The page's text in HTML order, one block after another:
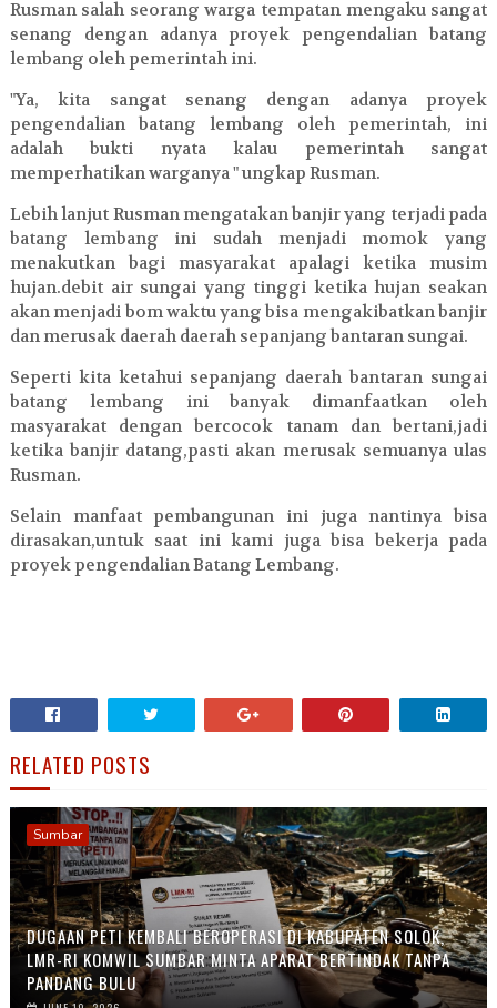
Rusman salah seorang warga tempatan mengaku sangat
senang dengan adanya proyek pengendalian batang
lembang oleh pemerintah ini.
"Ya, kita sangat senang dengan adanya proyek
pengendalian batang lembang oleh pemerintah, ini
adalah bukti nyata kalau pemerintah sangat
memperhatikan warganya " ungkap Rusman.
Lebih lanjut Rusman mengatakan banjir yang terjadi pada
batang lembang ini sudah menjadi momok yang
menakutkan bagi masyarakat apalagi ketika musim
hujan.debit air sungai yang tinggi ketika hujan seakan
akan menjadi bom waktu yang bisa mengakibatkan banjir
dan merusak daerah daerah sepanjang bantaran sungai.
Seperti kita ketahui sepanjang daerah bantaran sungai
batang lembang ini banyak dimanfaatkan oleh
masyarakat dengan bercocok tanam dan bertani,jadi
ketika banjir datang,pasti akan merusak semuanya ulas
Rusman.
Selain manfaat pembangunan ini juga nantinya bisa
dirasakan,untuk saat ini kami juga bisa bekerja pada
proyek pengendalian Batang Lembang.
RELATED POSTS
Sumbar
DUGAAN PETI KEMBALI BEROPERASI DI KABUPATEN SOLOK,
LMR-RI KOMWIL SUMBAR MINTA APARAT BERTINDAK TANPA
PANDANG BULU